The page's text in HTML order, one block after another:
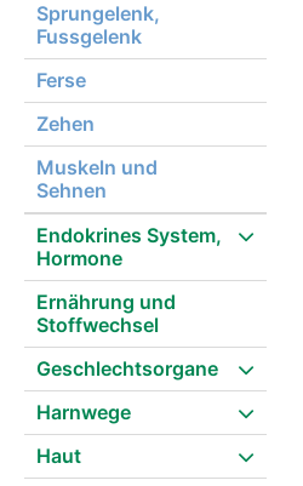
Sprungelenk,
Fussgelenk
Ferse
Zehen
Muskeln und
Sehnen
Endokrines System,
Hormone
Ernährung und
Stoffwechsel
Geschlechtsorgane
Harnwege
Haut